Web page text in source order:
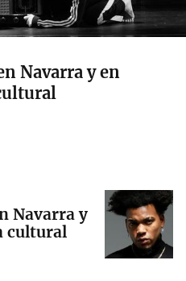
Navarra y en
Navarra y
cultural